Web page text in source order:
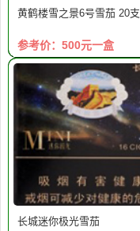
黄鹤楼雪之景6号雪茄 20支
参考价：500元一盒
长城迷你极光雪茄